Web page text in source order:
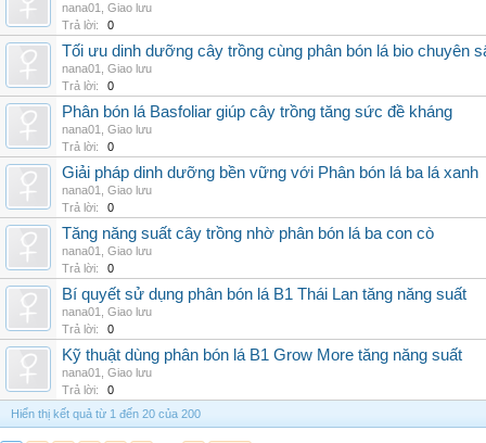
nana01
Giao lưu
Trả lời:
0
Tối ưu dinh dưỡng cây trồng cùng phân bón lá bio chuyên
nana01
Giao lưu
Trả lời:
0
Phân bón lá Basfoliar giúp cây trồng tăng sức đề kháng
nana01
Giao lưu
Trả lời:
0
Giải pháp dinh dưỡng bền vững với Phân bón lá ba lá xanh
nana01
Giao lưu
Trả lời:
0
Tăng năng suất cây trồng nhờ phân bón lá ba con cò
nana01
Giao lưu
Trả lời:
0
Bí quyết sử dụng phân bón lá B1 Thái Lan tăng năng suất
nana01
Giao lưu
Trả lời:
0
Kỹ thuật dùng phân bón lá B1 Grow More tăng năng suất
nana01
Giao lưu
Trả lời:
0
Hiển thị kết quả từ 1 đến 20 của 200